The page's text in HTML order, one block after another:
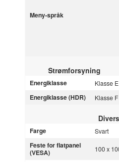
Meny-språk
Strømforsyning
Energiklasse Klasse E
Energiklasse (HDR) Klasse F
Farge Svart
Feste for flatpanel
(VESA)
100 x